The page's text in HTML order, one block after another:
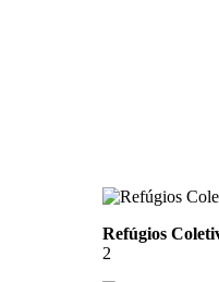
Refúgios
2